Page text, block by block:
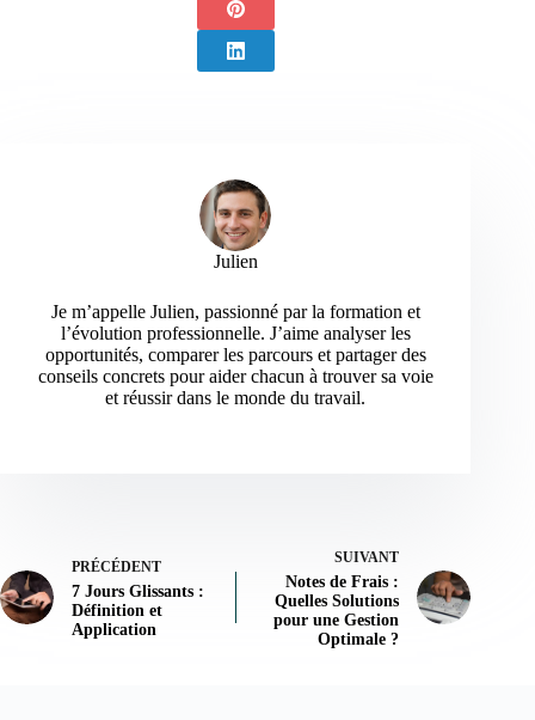
Julien
Je m’appelle Julien, passionné par la formation et
l’évolution professionnelle. J’aime analyser les
opportunités, comparer les parcours et partager des
conseils concrets pour aider chacun à trouver sa voie
et réussir dans le monde du travail.
PRÉCÉDENT
7 Jours Glissants :
Définition et
Application
SUIVANT
Notes de Frais :
Quelles Solutions
pour une Gestion
Optimale ?